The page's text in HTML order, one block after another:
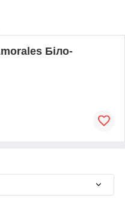
Біло-